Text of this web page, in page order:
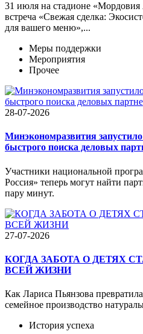
31 июля на стадионе «Мордовия
встреча «Свежая сделка:
для вашего меню»,...
Меры поддержки
Мероприятия
Прочее
28-07-2026
Минэкономразвития
быстрого поиска деловых
Участники национальной
Россия» теперь могут найти
пару минут.
27-07-2026
КОГДА ЗАБОТА О ДЕТЯХ
ВСЕЙ ЖИЗНИ
Как Лариса Пьянзова
семейное производство
История успеха